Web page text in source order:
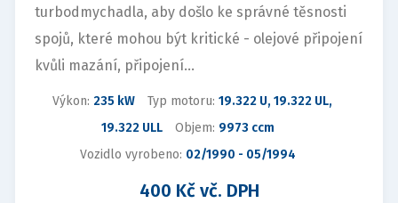
turbodmychadla, aby došlo ke správné těsnosti
spojů, které mohou být kritické - olejové připojení
kvůli mazání, připojení...
Výkon: 235 kW Typ motoru: 19.322 U, 19.322 UL,
19.322 ULL
Objem: 9973 ccm
Vozidlo vyrobeno: 02/1990 - 05/1994
400 Kč vč. DPH